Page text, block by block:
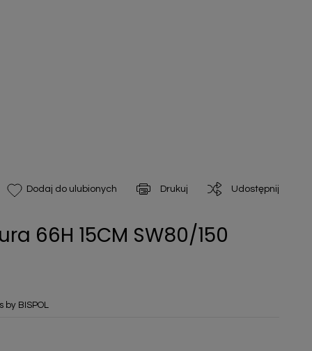
Dodaj do ulubionych Drukuj Udostępnij
66H 15CM SW80/150
BISPOL